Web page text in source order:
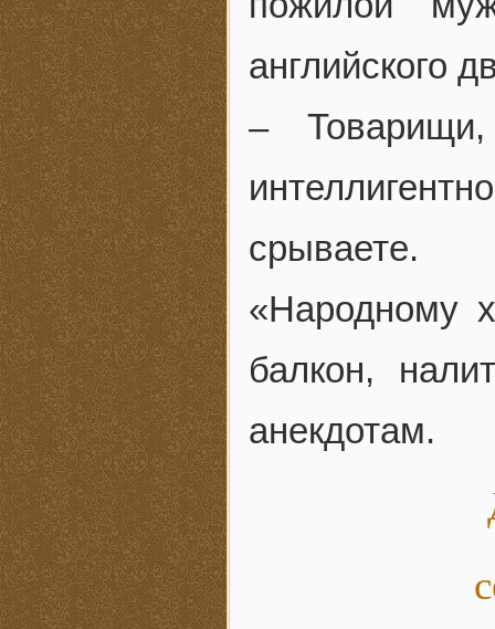
английского
–
срываете.
«Народному
балкон,
анекдотам.